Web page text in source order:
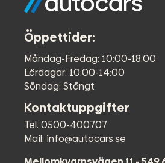
●Dieselvärmare
●Backkamera
●Parkeringssensorer fram
●Android auto
●Keyless
●Apple Carplay
●Företagsleasing
●Premiumpaket
●Filhållningsassistent
●Wildtrak flakbåge
●Sidesteps
Öppettider:
Måndag-Fredag: 10:00-18:00
Lördagar: 10:00-14:00
Söndag: Stängt
Kontaktuppgifter
Tel. 0500-400707
Mail: info@autocars.se